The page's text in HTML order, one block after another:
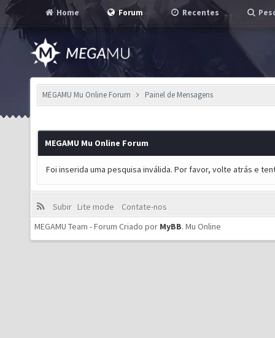
Home Forum Recentes
MEGAMU Mu Online Forum Painel de Mensagens
MEGAMU Mu Online Forum
Foi inserida uma pesquisa inválida. Por favor, volte atrás e
Subir Lite mode
Contate-nos
MEGAMU Team - Forum Criado por MyBB. Mu Online